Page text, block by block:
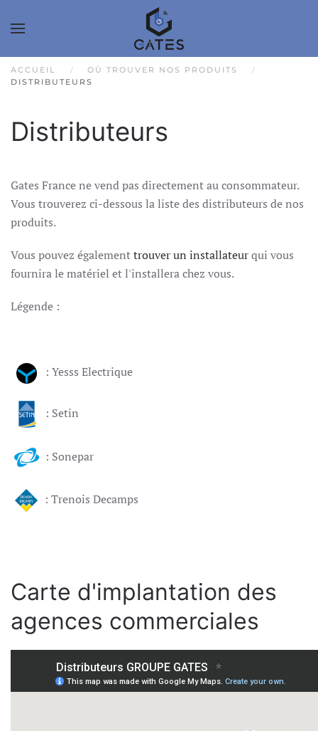
ACCUEIL
OÙ TROUVER NOS PRODUITS
DISTRIBUTEURS
Distributeurs
Gates France ne vend pas directement au consommateur.
Vous trouverez ci-dessous la liste des distributeurs de nos
produits.
Vous pouvez égalementtrouver un installateurqui vous
fournira le matériel et l'installera chez vous.
Légende :
: Yesss Electrique
: Setin
: Sonepar
: Trenois Decamps
Carte d'implantation des
agences commerciales